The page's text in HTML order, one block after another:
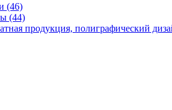
(46)
(44)
продукция, полиграфический